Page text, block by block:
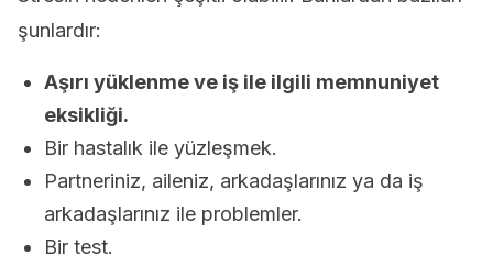
şunlardır:
Aşırı yüklenme ve iş ile ilgili memnuniyet
eksikliği.
Bir hastalık ile yüzleşmek.
Partneriniz, aileniz, arkadaşlarınız ya da iş
arkadaşlarınız ile problemler.
Bir test.